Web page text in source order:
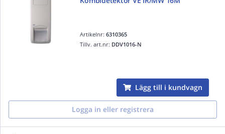
Artikelnr:6310365
Tillv. art.nr: DDV1016-N
Lägg till i kundvagn
Logga in eller registrera